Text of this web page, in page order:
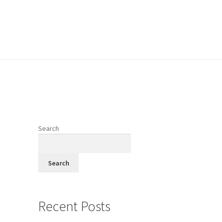
Search
Search
Recent Posts